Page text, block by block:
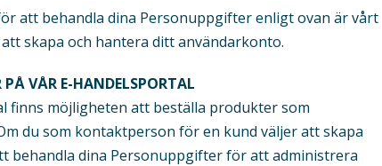
att behandla dina Personuppgifter enligt ovan är vårt
skapa och hantera ditt användarkonto.
VÅR E-HANDELSPORTAL
finns möjligheten att beställa produkter som
du som kontaktperson för en kund väljer att skapa
behandla dina Personuppgifter för att administrera